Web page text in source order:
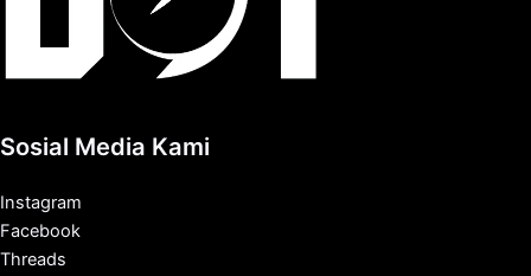
Sosial Media Kami
Instagram
Facebook
Threads